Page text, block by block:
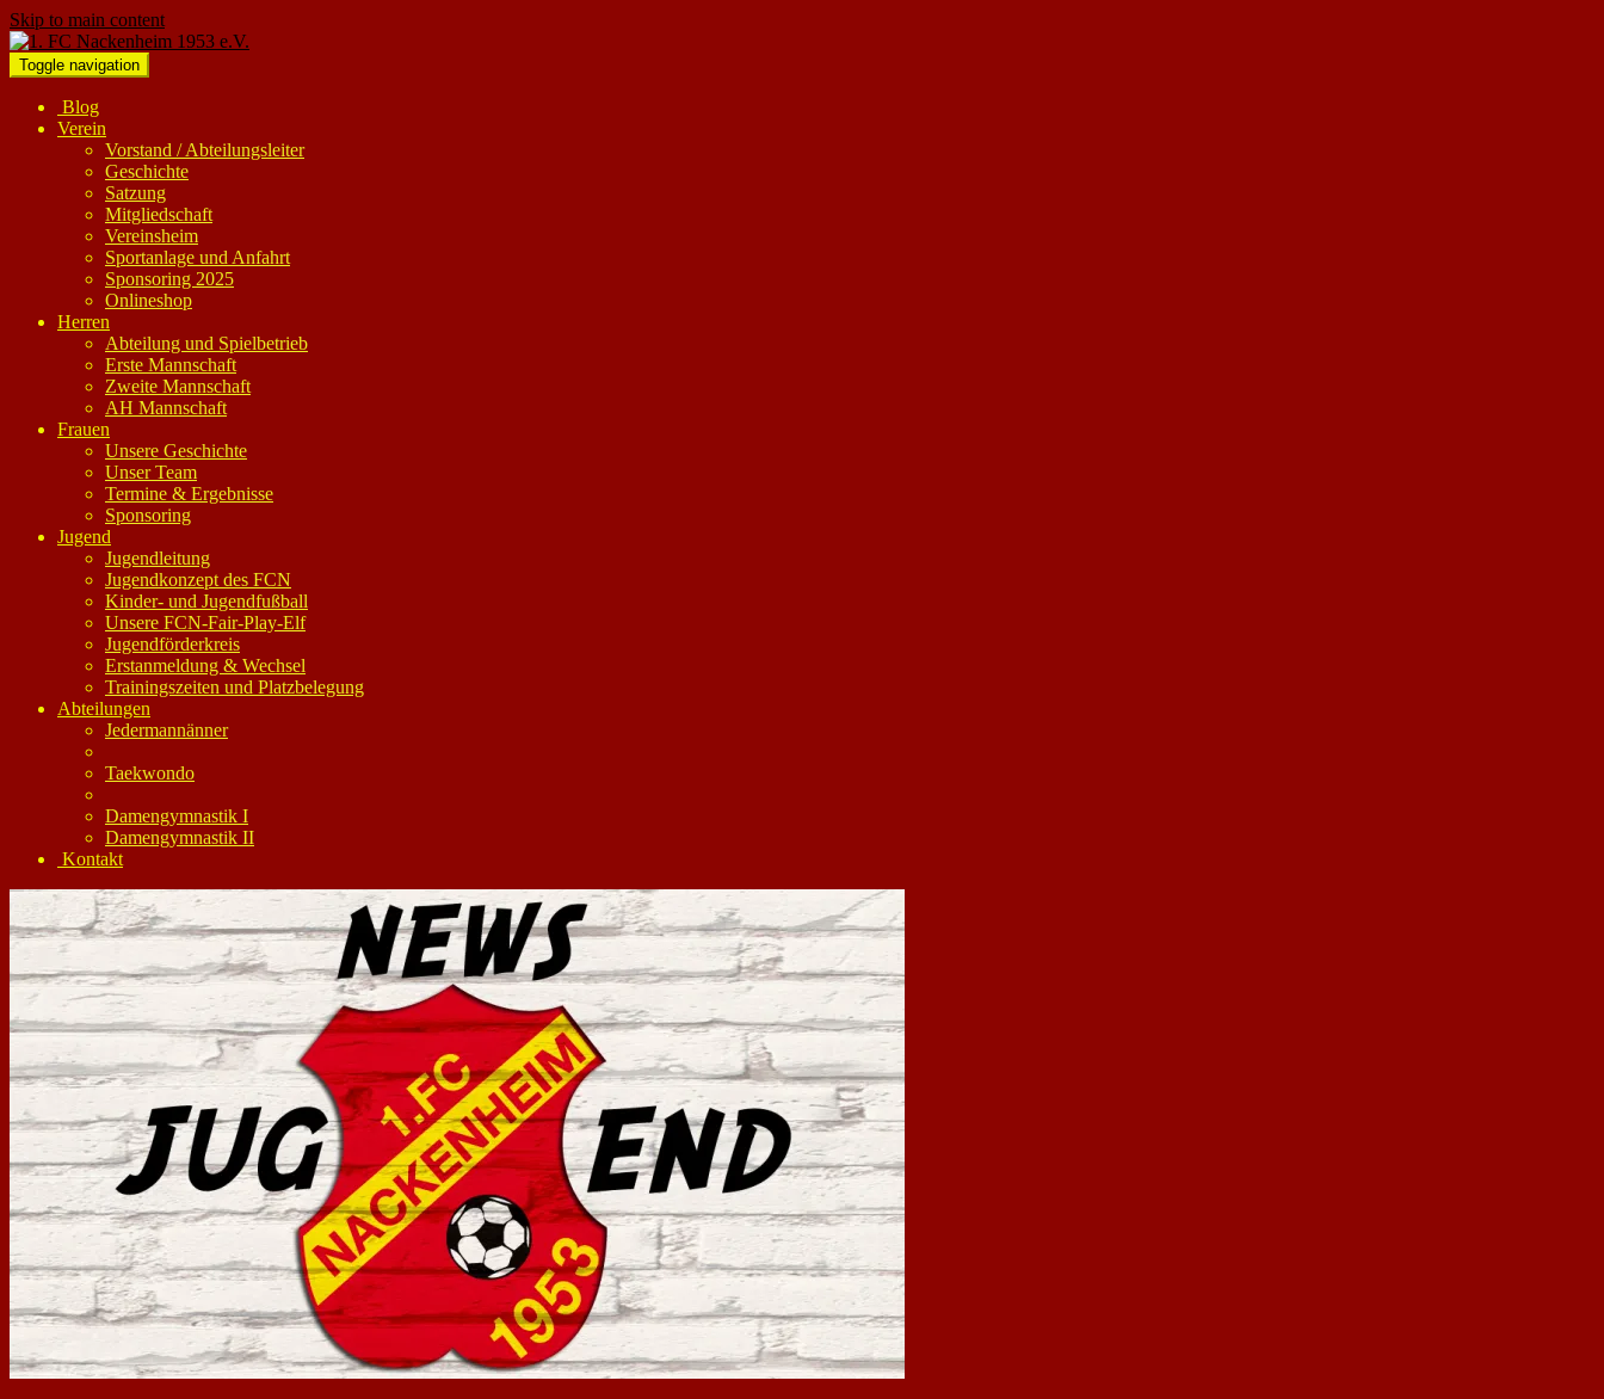
Skip to main content
Toggle navigation
Blog
Verein
Vorstand / Abteilungsleiter
Geschichte
Satzung
Mitgliedschaft
Vereinsheim
Sportanlage und Anfahrt
Sponsoring 2025
Onlineshop
Herren
Abteilung und Spielbetrieb
Erste Mannschaft
Zweite Mannschaft
AH Mannschaft
Frauen
Unsere Geschichte
Unser Team
Termine & Ergebnisse
Sponsoring
Jugend
Jugendleitung
Jugendkonzept des FCN
Kinder- und Jugendfußball
Unsere FCN-Fair-Play-Elf
Jugendförderkreis
Erstanmeldung & Wechsel
Trainingszeiten und Platzbelegung
Abteilungen
Jedermannänner
Taekwondo
Damengymnastik I
Damengymnastik II
Kontakt